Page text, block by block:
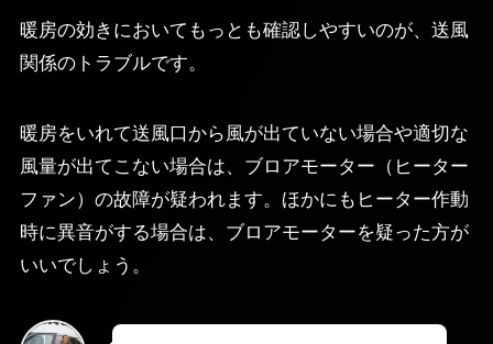
暖房の効きにおいてもっとも確認しやすいのが、送風
関係のトラブルです。
暖房をいれて送風口から風が出ていない場合や適切な
風量が出てこない場合は、ブロアモーター（ヒーター
ファン）の故障が疑われます。ほかにもヒーター作動
時に異音がする場合は、ブロアモーターを疑った方が
いいでしょう。